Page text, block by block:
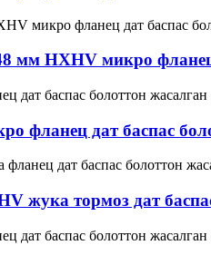
мм HXHV микро
фланец дат баспас
жука тормоз дат